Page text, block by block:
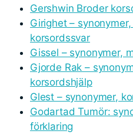
Gershwin Broder
Girighet –
korsordssvar
Gissel – synonymer,
Gjorde Rak –
korsordshjälp
Glest – synonymer,
Godartad Tumör:
förklaring